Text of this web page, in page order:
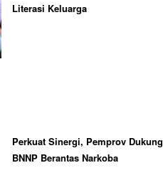
Literasi Keluarga
Perkuat Sinergi, Pemprov Dukung
BNNP Berantas Narkoba